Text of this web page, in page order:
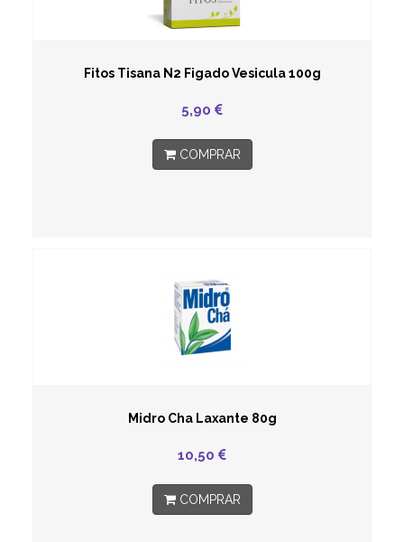
Fitos Tisana N2 Figado Vesicula 100g
5,90
COMPRAR
Midro Cha Laxante 80g
10,50
COMPRAR